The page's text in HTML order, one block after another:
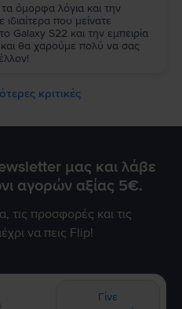
όμορφα λόγια και την
που μείνατε
Galaxy S22 και την εμπειρία
θα χαρούμε πολύ να σας
κριτικές
μας και λάβε
αγορών αξίας 5€.
τις προσφορές και τις
να πεις Flip!
Γίνε